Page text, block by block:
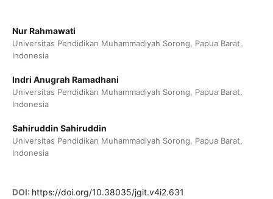
Nur Rahmawati
Universitas Pendidikan Muhammadiyah Sorong, Papua Barat,
Indonesia
Indri Anugrah Ramadhani
Universitas Pendidikan Muhammadiyah Sorong, Papua Barat,
Indonesia
Sahiruddin Sahiruddin
Universitas Pendidikan Muhammadiyah Sorong, Papua Barat,
Indonesia
DOI: https://doi.org/10.38035/jgit.v4i2.631